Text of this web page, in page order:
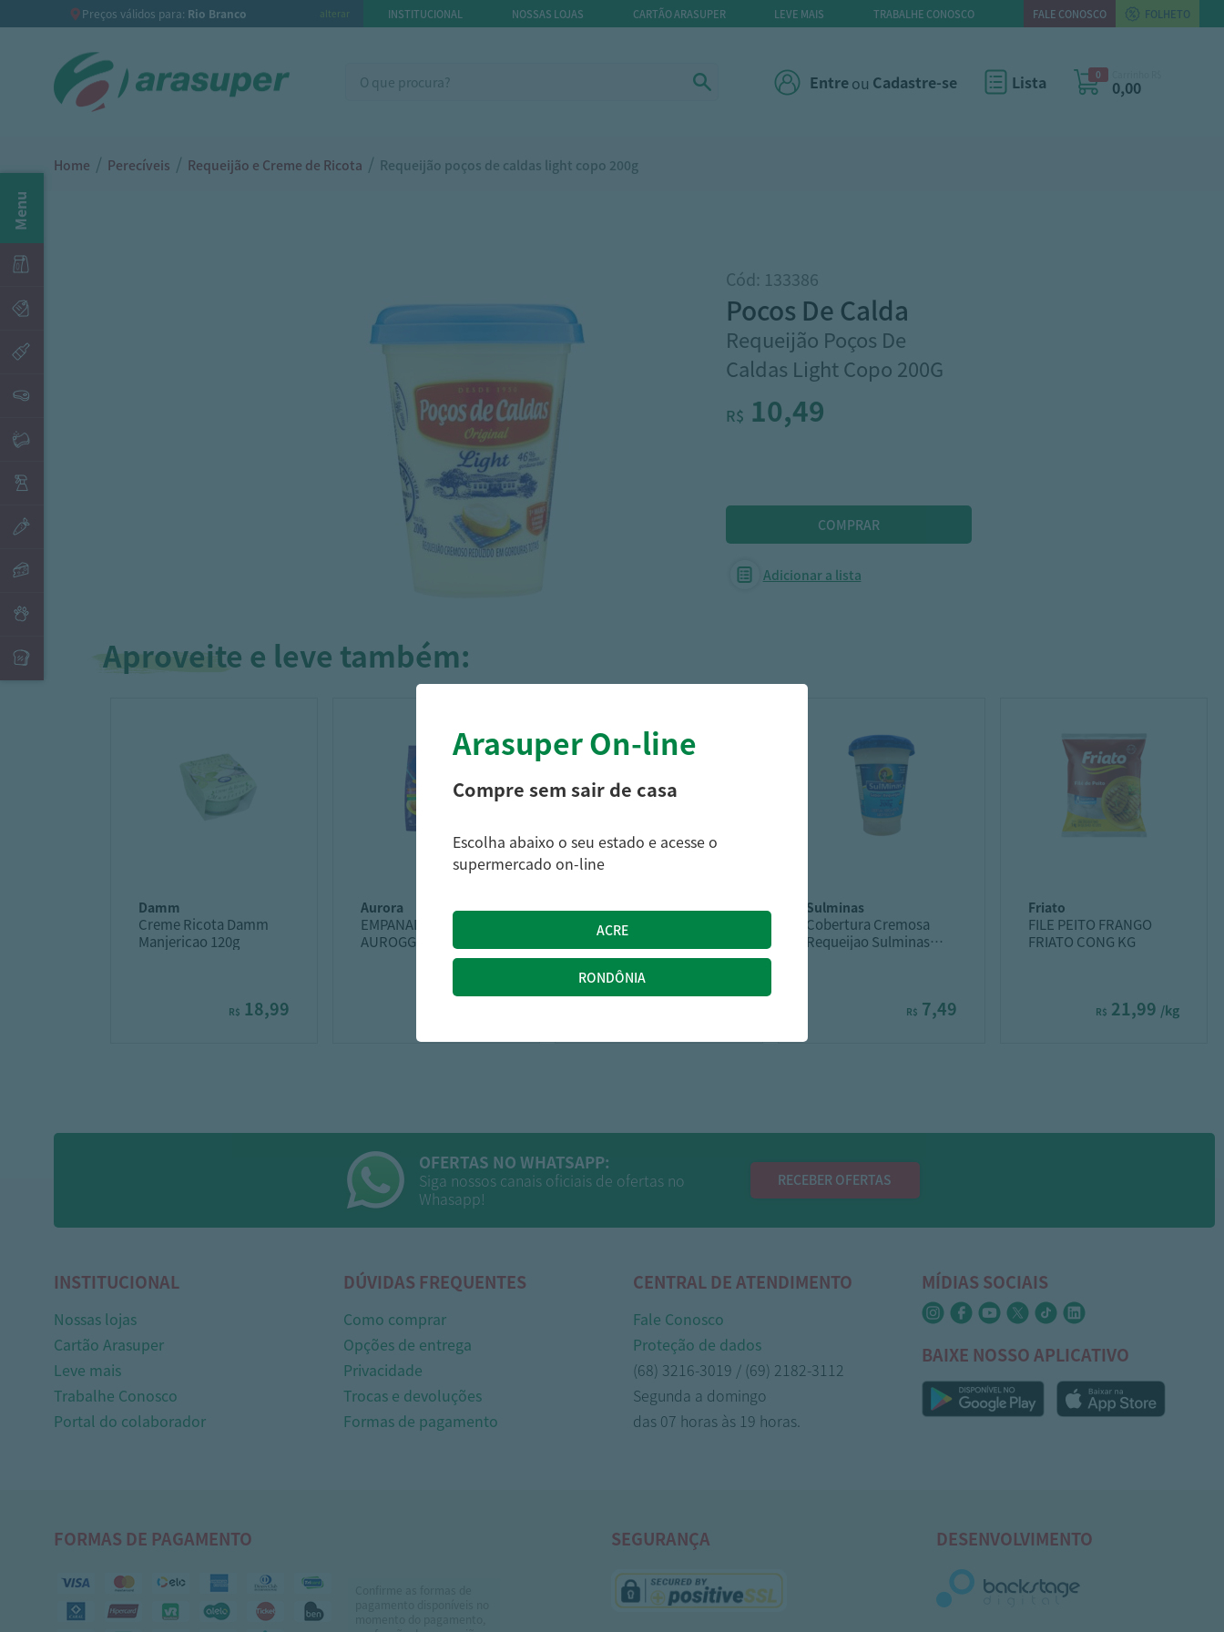
Preços válidos para: Rio Branco alterar INSTITUCIONAL NOSSAS LOJAS CARTÃO ARASUPER LEVE MAIS TRABALHE CONOSCO FALE CONOSCO FOLHETO
Entreou Cadastre-se Lista 0
0,00
Menu
Home / Perecíveis / Requeijão e Creme de Ricota / Requeijão poços de caldas light copo 200g
Cód: 133386
pocos de calda
Requeijão Poços De
Caldas Light Copo 200G
R$ 10,49
Adicionar a lista
Aproveite e leve também:
damm
Creme Ricota Damm
Manjericao 120g
R$ 18,99
aurora
EMPANADO FRANGO
AUROGGETS 275G KIDS
molico
IOG MOLICO TRIPLO
ZERO 170G BAUNILHA
sulminas
Cobertura Cremosa
Requeijao Sulminas
R$ 7,49
friato
FILE PEITO FRANGO
FRIATO CONG KG
R$ 21,99 /kg
OFERTAS NO WHATSAPP:
Siga nossos canais oficiais de ofertas no
Whasapp!
RECEBER OFERTAS
INSTITUCIONAL
Nossas lojas
Cartão Arasuper
Leve mais
Trabalhe Conosco
Portal do colaborador
DÚVIDAS FREQUENTES
Como comprar
Opções de entrega
Privacidade
Trocas e devoluções
Formas de pagamento
CENTRAL DE ATENDIMENTO
Fale Conosco
Proteção de dados
(68) 3216-3019 / (69) 2182-3112
Segunda a domingo
das 07 horas às 19 horas.
MÍDIAS SOCIAIS
BAIXE NOSSO APLICATIVO
FORMAS DE PAGAMENTO SEGURANÇA DESENVOLVIMENTO
Arasuper On-line
Compre sem sair de casa
Escolha abaixo o seu estado e acesse o
supermercado on-line